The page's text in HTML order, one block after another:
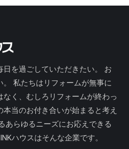
を過ごしていただきたい。 お
私たちはリフォームが無事に
く、むしろリフォームが終わっ
当のお付き合いが始まると考え
あらゆるニーズにお応えできる
ハウスはそんな企業です。